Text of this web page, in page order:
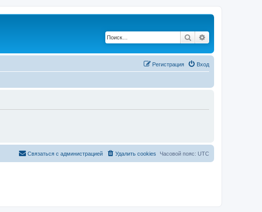
Поиск
Вход
Регистрация
Часовой пояс: UTC
Удалить cookies
Связаться с администрацией